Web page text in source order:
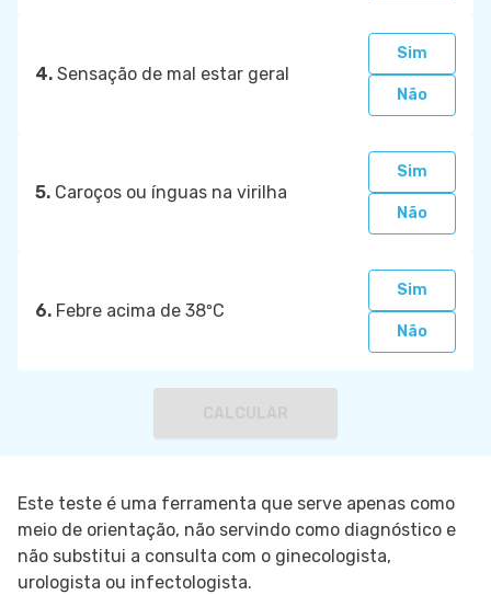
4. Sensação de mal estar geral
Sim
Não
5. Caroços ou ínguas na virilha
Sim
Não
6. Febre acima de 38ºC
Sim
Não
Este teste é uma ferramenta que serve apenas como
meio de orientação, não servindo como diagnóstico e
não substitui a consulta com o ginecologista,
urologista ou infectologista.